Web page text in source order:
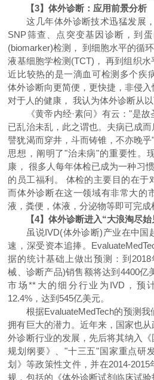
【3】体外诊断：应用前景分析
这几年体外诊断技术迅猛发展，
SNP筛查、点突变基因诊断，到
(biomarker)检测， 到细胞水平的循
液基细胞学检测(TCT)， 再到组织
近比较热的是一滴血可检测多个疾
体外诊断向更简便，更快捷，非侵入
对于人的健康， 我认为体外诊断从
《黄帝内经·素问》有云："是故
已乱治未乱，此之谓也。夫病已成而
譬犹渴而穿井，斗而铸锥，不亦晚
思想，阐明了"治未病"的重要性。
康， 很多人每年体检已成为一种习
的员工福利。 体检的主要目的在于
而体外诊断在这一领域有非常大的
液，粪便，体液，分泌物等即可完成
【4】体外诊断进入“大浪淘尽
虽说IVD(体外诊断)产业在中国
速，深受资本追捧。
据的统计基础上做出预测：到
械、诊断产品)销售额将达到4400亿
市场**大的细分行业为IVD，预
12.4%，达到545亿美元。
根据EvaluateMedTech的预测我
拥有巨大的潜力。近年来，国家也
外诊断行业的发展，先后将其纳入
规划纲要》、"十三五"国家重点研
划》等政策性文件，并在2014-
规，包括的《体外诊断试剂临床试